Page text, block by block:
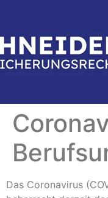
Das Coronavirus